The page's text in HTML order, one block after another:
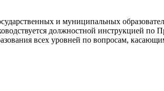
и муниципальных
должностной инструкцией по
всех уровней по вопросам,